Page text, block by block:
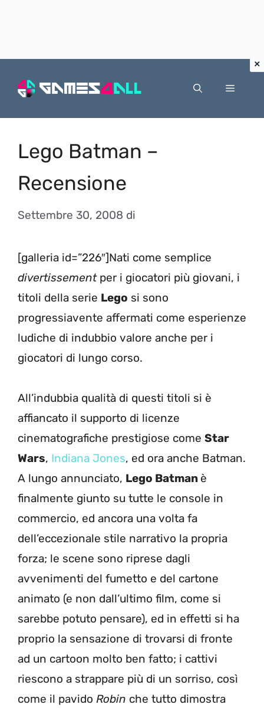
Menu
Lego Batman –
Recensione
Settembre 30, 2008 di
[galleria id=”226″]Nati come semplice
divertissementper i giocatori più giovani, i
titoli della serie Lego si sono
progressiavente affermati come esperienze
ludiche di indubbio valore anche per i
giocatori di lungo corso.
All’indubbia qualità di questi titoli si è
affiancato il supporto di licenze
cinematografiche prestigiose come Star
Wars, Indiana Jones, ed ora anche Batman.
A lungo annunciato, Lego Batman è
finalmente giunto su tutte le console in
commercio, ed ancora una volta fa
dell’eccezionale stile narrativo la propria
forza; le scene sono riprese dagli
avvenimenti del fumetto e del cartone
animato (e non dall’ultimo film, come si
sarebbe potuto pensare), ed in effetti si ha
proprio la sensazione di trovarsi di fronte
ad un cartoon molto ben fatto; i cattivi
riescono a strappare più di un sorriso, così
come il pavido Robin che tutto dimostra